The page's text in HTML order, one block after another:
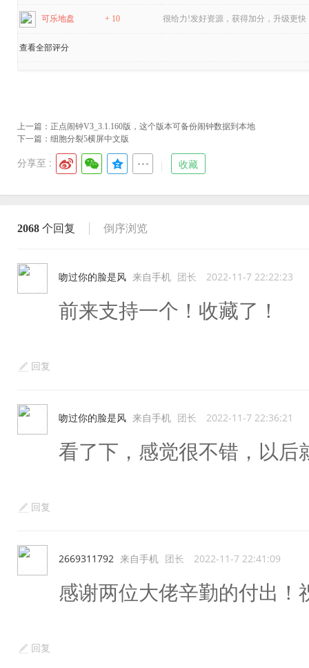
可乐地盘 + 10 很给力!发好资源，获得加分，升级更快
查看全部评分
上一篇： 正点闹钟V3_3.1.160版，这个版本可备份闹钟数据到本地
下一篇： 细胞分裂5横屏中文版
分享至 : 收藏
2068 个回复 倒序浏览
吻过你的脸是风 来自手机 团长 2022-11-7 22:22:23
前来支持一个！收藏了！
回复
吻过你的脸是风 来自手机 团长 2022-11-7 22:36:21
看了下，感觉很不错，以后
回复
2669311792 来自手机 团长 2022-11-7 22:41:09
感谢两位大佬辛勤的付出！
回复